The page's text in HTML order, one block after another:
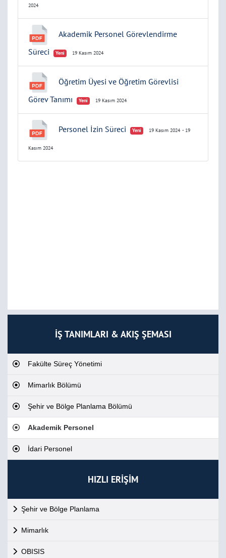
İŞ TANIMLARI & AKIŞ ŞEMASI
Fakülte Süreç Yönetimi
Mimarlık Bölümü
Şehir ve Bölge Planlama Bölümü
Akademik Personel
İdari Personel
HIZLI ERİŞİM
Şehir ve Bölge Planlama
Mimarlık
OBISIS
2024
Akademik Personel Görevlendirme
Süreci
Yeni 19 Kasım 2024
Öğretim Üyesi ve Öğretim Görevlisi
Görev Tanımı
Yeni 19 Kasım 2024
Personel İzin Süreci Yeni 19 Kasım 2024 - 19
Kasım 2024